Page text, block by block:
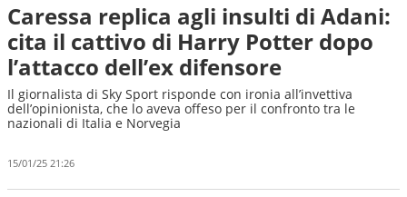
Caressa replica agli insulti di Adani:
cita il cattivo di Harry Potter dopo
l’attacco dell’ex difensore
Il giornalista di Sky Sport risponde con ironia all’invettiva
dell’opinionista, che lo aveva offeso per il confronto tra le
nazionali di Italia e Norvegia
15/01/25 21:26